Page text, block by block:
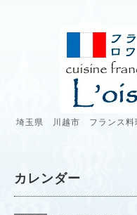
埼玉県 川越市 フランス料
カレンダー